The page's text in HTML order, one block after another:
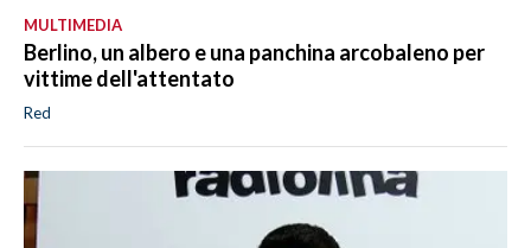
MULTIMEDIA
Berlino, un albero e una panchina arcobaleno per
vittime dell'attentato
Red